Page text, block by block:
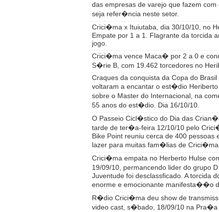
das empresas de varejo que fazem
seja refer�ncia neste setor.
Crici�ma x Ituiutaba, dia 30/10/10, no
Empate por 1 a 1. Flagrante da torcida
jogo.
Crici�ma vence Maca� por 2 a 0 e
S�rie B, com 19.462 torcedores no
Craques da conquista da Copa do
voltaram a encantar o est�dio
sobre o Master do Internacional, na
55 anos do est�dio. Dia 16/10/10.
O Passeio Cicl�stico do Dia das
tarde de ter�a-feira 12/10/10 pelo
Bike Point reuniu cerca de 400 pessoas
lazer para muitas fam�lias de
Crici�ma empata no Herberto Hulse
19/09/10, permancendo lider do grupo
Juventude foi desclassficado. A torcida
enorme e emocionante manifesta��o
R�dio Crici�ma deu show de
video cast, s�bado, 18/09/10 na Pra�a